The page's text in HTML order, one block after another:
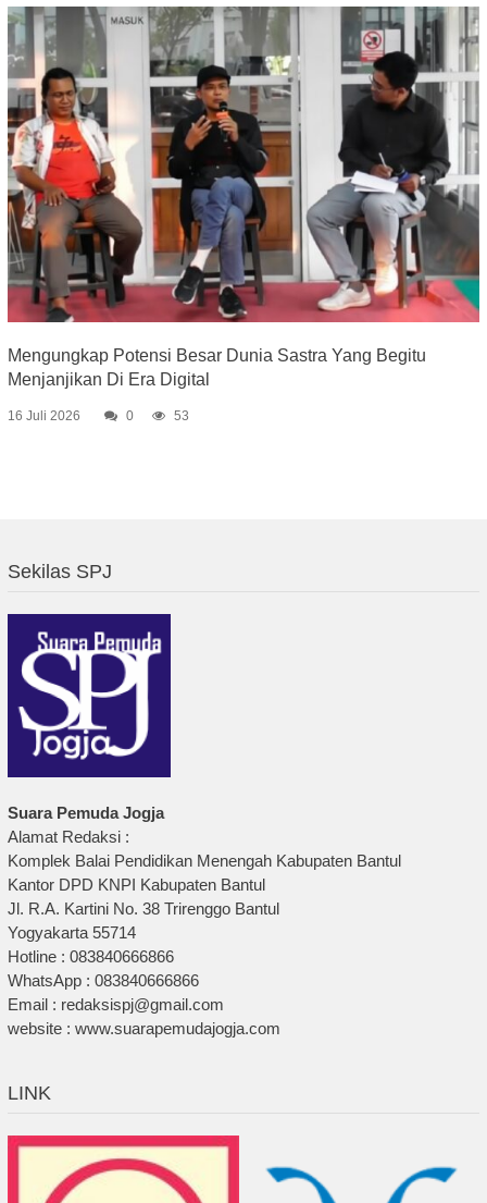
Mengungkap Potensi Besar Dunia Sastra Yang Begitu
Menjanjikan Di Era Digital
16 Juli 2026 0 53
Sekilas SPJ
Suara Pemuda Jogja
Alamat Redaksi :
Komplek Balai Pendidikan Menengah Kabupaten Bantul
Kantor DPD KNPI Kabupaten Bantul
Jl. R.A. Kartini No. 38 Trirenggo Bantul
Yogyakarta 55714
Hotline : 083840666866
WhatsApp : 083840666866
Email : redaksispj@gmail.com
website : www.suarapemudajogja.com
LINK